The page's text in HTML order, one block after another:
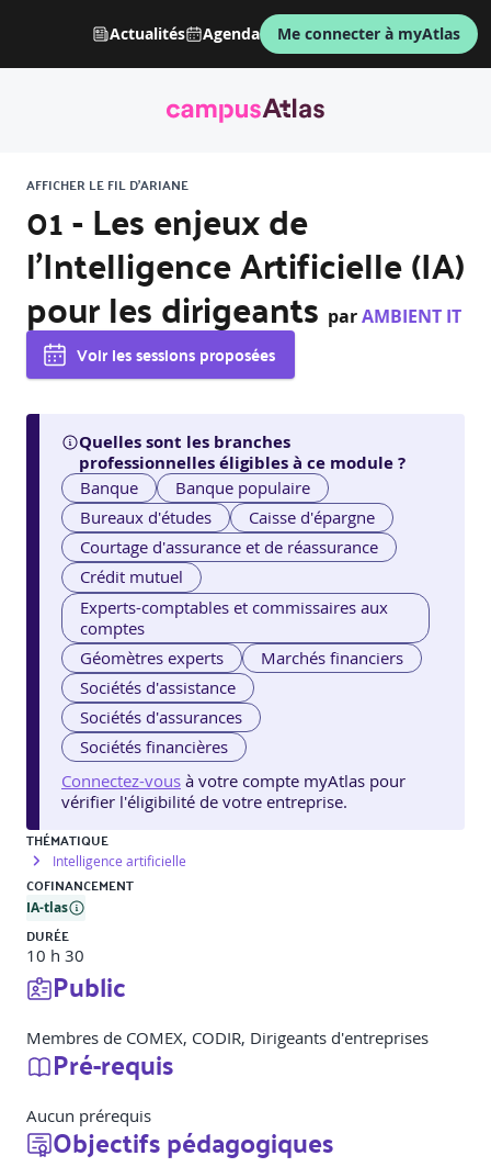
Actualités Agenda Me connecter à myAtlas
AFFICHER LE FIL D'ARIANE
01 - Les enjeux de
l'Intelligence Artificielle (IA)
pour les dirigeants parAMBIENT IT
Voir les sessions proposées
Quelles sont les branches
professionnelles éligibles à ce module ?
Banque
Banque populaire
Bureaux d'études
Caisse d'épargne
Courtage d'assurance et de réassurance
Crédit mutuel
Experts-comptables et commissaires aux
comptes
Géomètres experts
Marchés financiers
Sociétés d'assistance
Sociétés d'assurances
Sociétés financières
Connectez-vous à votre compte myAtlas pour
vérifier l'éligibilité de votre entreprise.
THÉMATIQUE
Intelligence artificielle
COFINANCEMENT
IA-tlas
DURÉE
10 h 30
Public
Membres de COMEX, CODIR, Dirigeants d'entreprises
Pré-requis
Aucun prérequis
Objectifs pédagogiques